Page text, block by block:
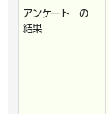
アンケート の
結果